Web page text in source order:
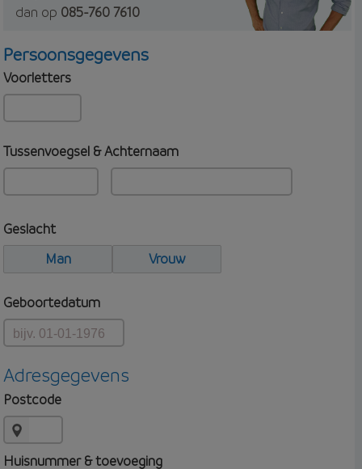
dan op 085-760 7610
Persoonsgegevens
Voorletters
Tussenvoegsel & Achternaam
Geslacht
Man
Vrouw
Geboortedatum
Adresgegevens
Postcode
Huisnummer & toevoeging